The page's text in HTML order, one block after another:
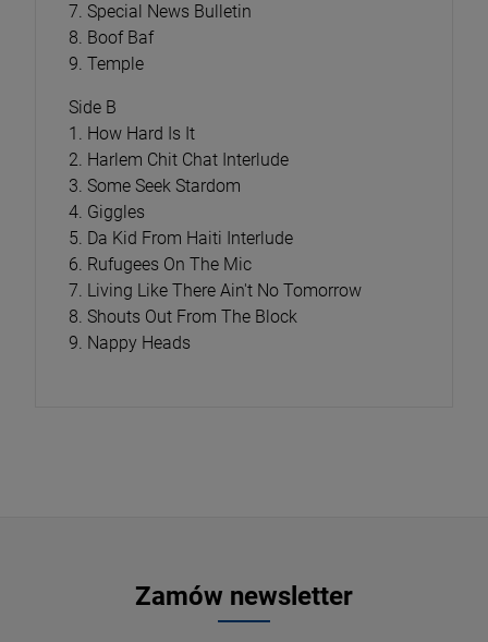
7. Special News Bulletin
8. Boof Baf
9. Temple
Side B
1. How Hard Is It
2. Harlem Chit Chat Interlude
3. Some Seek Stardom
4. Giggles
5. Da Kid From Haiti Interlude
6. Rufugees On The Mic
7. Living Like There Ain't No Tomorrow
8. Shouts Out From The Block
9. Nappy Heads
Zamów newsletter